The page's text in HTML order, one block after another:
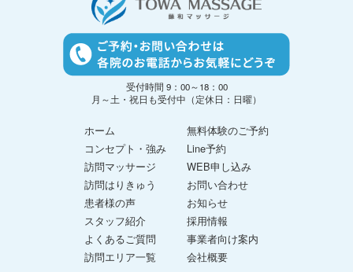
受付時間 9：00～18：00
月～土・祝日も受付中（定休日：日曜）
ホーム
コンセプト・強み
訪問マッサージ
訪問はりきゅう
患者様の声
スタッフ紹介
よくあるご質問
訪問エリア一覧
無料体験のご予約
Line予約
WEB申し込み
お問い合わせ
お知らせ
採用情報
事業者向け案内
会社概要